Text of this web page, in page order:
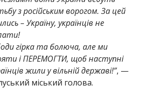
з російським ворогом. За цей
– Україну, українців не
гірка та болюча, але ми
і ПЕРЕМОГТИ, щоб наступні
жили у вільній державі!”, —
міський голова.